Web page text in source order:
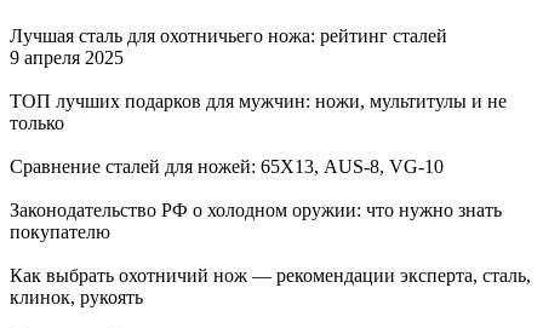
Лучшая сталь для охотничьего ножа: рейтинг сталей
9 апреля 2025
ТОП лучших подарков для мужчин: ножи, мультитулы и не
только
Сравнение сталей для ножей: 65Х13, AUS-8, VG-10
Законодательство РФ о холодном оружии: что нужно знать
покупателю
Как выбрать охотничий нож — рекомендации эксперта, сталь,
клинок, рукоять